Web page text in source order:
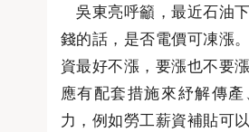
吳東亮呼籲，最近石油
錢的話，是否電價可凍漲
資最好不漲，要漲也不要
應有配套措施來紓解傳
力，例如勞工薪資補貼可以